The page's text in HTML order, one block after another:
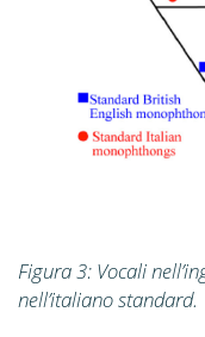
Figura 3: Vocali
nell’italiano standard.